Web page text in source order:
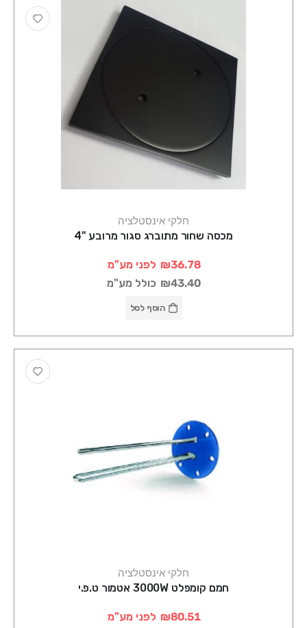
חלקי אינסטלציה
מכסה שחור מתוברג סגור מרובע "4
₪36.78 לפני מע"מ
₪43.40 כולל מע"מ
הוסף לסל
חלקי אינסטלציה
חמם קומפלט 3000W אטמור ט.פ.י
₪80.51 לפני מע"מ